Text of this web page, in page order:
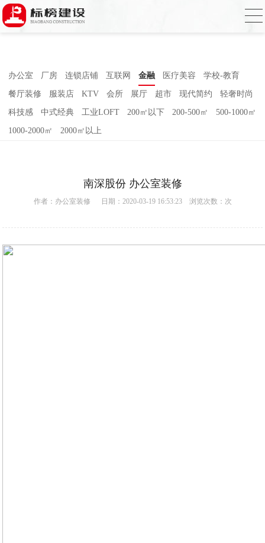
香蕉视频在线免费,香蕉视频导航,黄色香蕉
视频下载,91香蕉APP成人污在线观看
办公室 厂房 连锁店铺 互联网 金融 医疗美容 学校-教育
餐厅装修 服装店 KTV 会所 展厅 超市 现代简约 轻奢时尚
科技感 中式经典 工业LOFT 200㎡以下 200-500㎡ 500-1000㎡
1000-2000㎡ 2000㎡以上
南深股份 办公室装修
作者： 办公室装修 日期：2020-03-19 16:53:23 浏览次数： 次